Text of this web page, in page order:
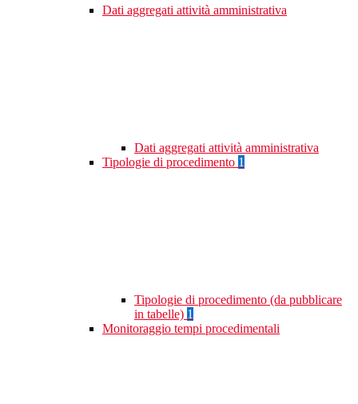
Dati aggregati attività amministrativa
Dati aggregati attività amministrativa
Tipologie di procedimento 1
Tipologie di procedimento (da pubblicare
in tabelle) 1
Monitoraggio tempi procedimentali